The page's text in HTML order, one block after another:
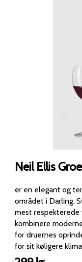
Neil Ellis
er en elegant og
området i Darling, Sydafrika. Neil
mest respekterede
kombinere
for druernes oprindelse. Groenekloof er
for sit køligere
vine med friskhed,